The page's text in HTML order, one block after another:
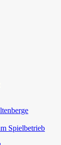
Spielbetrieb